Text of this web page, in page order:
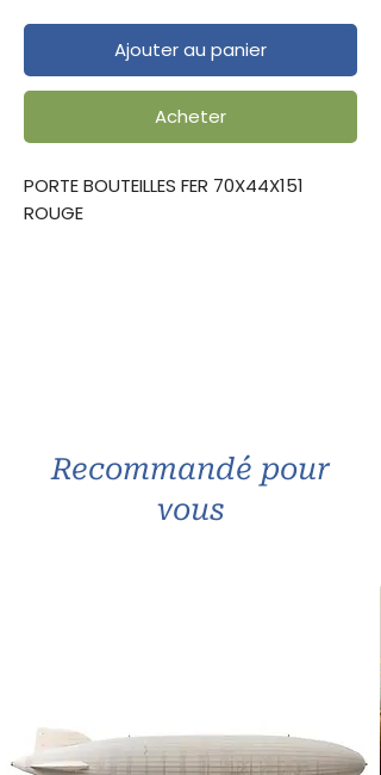
Ajouter au panier
Acheter
PORTE BOUTEILLES FER 70X44X151
ROUGE
Recommandé pour
vous